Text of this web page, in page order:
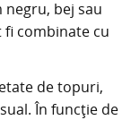
bej sau
combinate cu
de topuri,
În funcție de